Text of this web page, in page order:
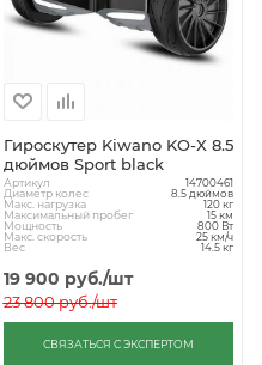
Гироскутер Kiwano KO-X 8.5
дюймов Sport black
Артикул 14700461
Диаметр колес 8.5 дюймов
Макс. нагрузка 120 кг
Максимальный пробег 15 км
Мощность 800 Вт
Макс. скорость 25 км/ч
Вес 14.5 кг
19 900 руб./шт
23 800руб./шт
СВЯЗАТЬСЯ С ЭКСПЕРТОМ